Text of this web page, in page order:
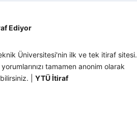
Ediyor
Üniversitesi'nin ilk ve tek itiraf sitesi.
tamamen anonim olarak
| YTÜ İtiraf